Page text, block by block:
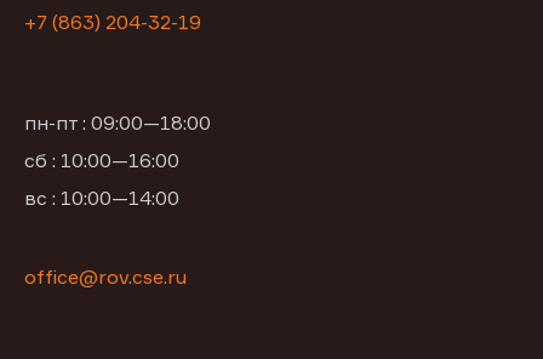
+7 (863) 204-32-19
пн-пт : 09:00—18:00
сб : 10:00—16:00
вс : 10:00—14:00
office@rov.cse.ru